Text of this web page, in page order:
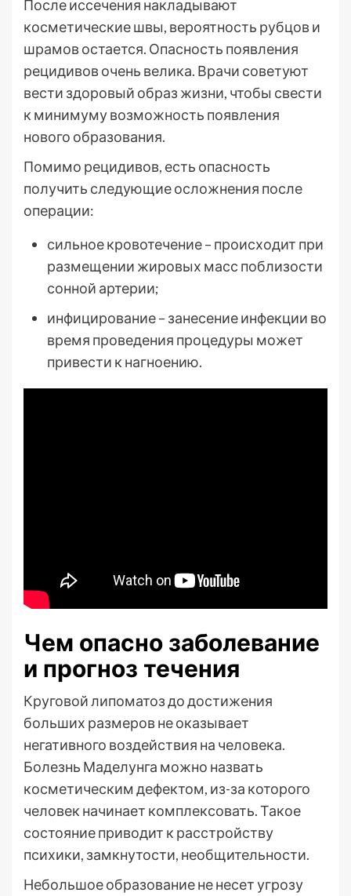
После иссечения накладывают
косметические швы, вероятность рубцов и
шрамов остается. Опасность появления
рецидивов очень велика. Врачи советуют
вести здоровый образ жизни, чтобы свести
к минимуму возможность появления
нового образования.
Помимо рецидивов, есть опасность
получить следующие осложнения после
операции:
сильное кровотечение – происходит при
размещении жировых масс поблизости
сонной артерии;
инфицирование – занесение инфекции во
время проведения процедуры может
привести к нагноению.
Чем опасно заболевание
и прогноз течения
Круговой липоматоз до достижения
больших размеров не оказывает
негативного воздействия на человека.
Болезнь Маделунга можно назвать
косметическим дефектом, из-за которого
человек начинает комплексовать. Такое
состояние приводит к расстройству
психики, замкнутости, необщительности.
Небольшое образование не несет угрозу